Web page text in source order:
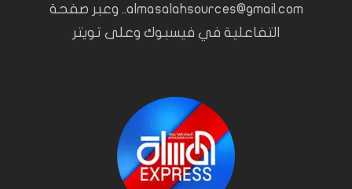
almasalahsources@gmail.com.. وعبر صفحة
التفاعلية في فيسبوك وعلى تويتر